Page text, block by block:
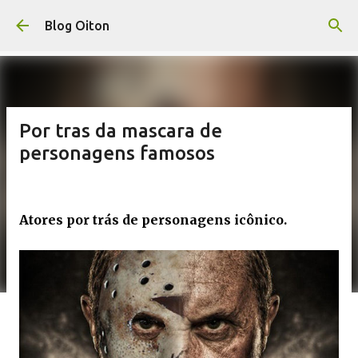
Pular para o conteúdo principal
Blog Oiton
Por tras da mascara de
personagens famosos
Atores por trás de personagens icônico.